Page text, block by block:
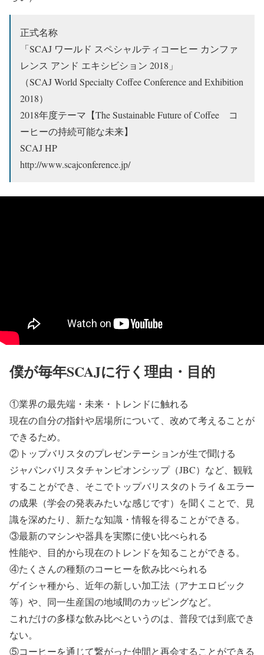
正式名称
「SCAJ ワールド スペシャルティコーヒー カンファ
レンス アンド エキシビション 2018」
（SCAJ World Specialty Coffee Conference and Exhibition
2018）
2018年度テーマ【The Sustainable Future of Coffee コ
ーヒーの持続可能な未来】
SCAJ HP
http://www.scajconference.jp/
僕が毎年SCAJに行く理由・目的
①業界の最先端・未来・トレンドに触れる
現在の自分の指針や居場所について、改めて考えることが
できるため。
②トップバリスタのプレゼンテーションが生で聞ける
ジャパンバリスタチャンピオンシップ（JBC）など、観戦
することができ、そこでトップバリスタのトライ＆エラー
の成果（学会の発表みたいな感じです）を聞くことで、見
識を深めたり、新たな知識・情報を得ることができる。
③最新のマシンや器具を実際に使い比べられる
性能や、目的から現在のトレンドを知ることができる。
④たくさんの種類のコーヒーを飲み比べられる
ゲイシャ種から、近年の新しい加工法（アナエロビック
等）や、同一生産国の地域間のカッピングなど。
これだけの多様な飲み比べというのは、普段では到底でき
ない。
⑤コーヒーを通じて繋がった仲間と再会することができる